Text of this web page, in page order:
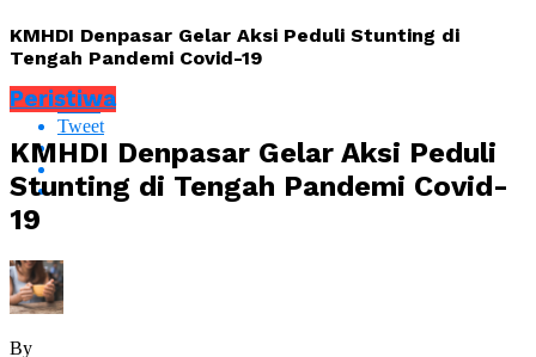
KMHDI Denpasar Gelar Aksi Peduli Stunting di
Tengah Pandemi Covid-19
Share
Tweet
Peristiwa
KMHDI Denpasar Gelar Aksi Peduli
Stunting di Tengah Pandemi Covid-
19
By